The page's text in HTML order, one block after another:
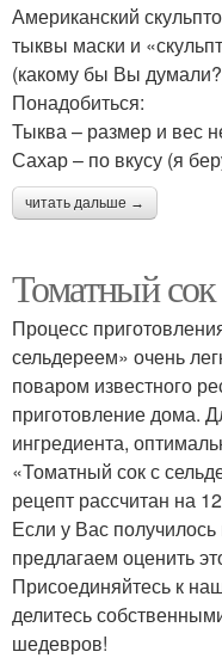
Американский
тыквы маски и
(какому бы Вы
Понадобиться:
Тыква – размер и вес
Сахар – по вкусу (я
читать дальше →
Томатный сок
Процесс
сельдереем» очень
поваром известного
приготовление дома.
ингредиента,
«Томатный сок с
рецепт рассчитан на
Если у Вас получилось
предлагаем оценить
Присоединяйтесь к
делитесь
шедевров!